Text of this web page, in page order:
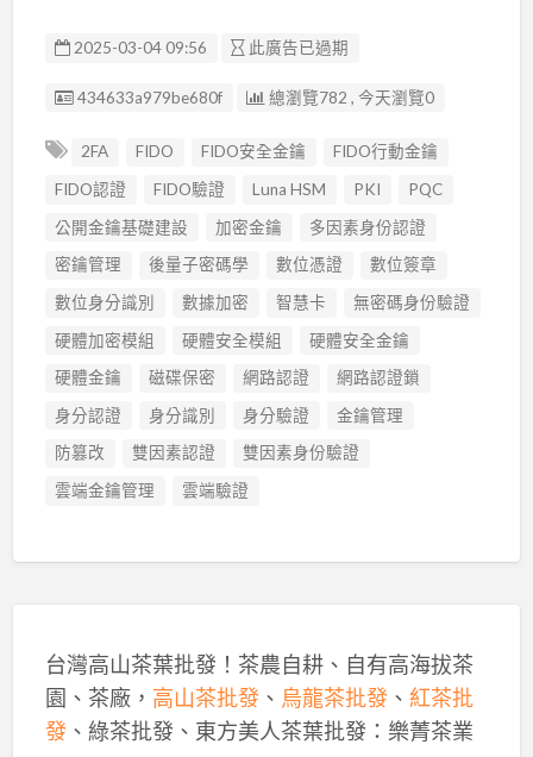
2025-03-04 09:56 此廣告已過期
廣告编號
434633a979be680f 總瀏覽782 , 今天瀏覽0
2FA FIDO FIDO安全金鑰
FIDO行動金鑰
FIDO認證
FIDO驗證 Luna HSM PKI
PQC
公開金鑰基礎建設
加密金鑰
多因素身份認證
密鑰管理
後量子密碼學 數位憑證
數位簽章
數位身分識別
數據加密 智慧卡
無密碼身份驗證
硬體加密模組
硬體安全模組
硬體安全金鑰
硬體金鑰
磁碟保密 網路認證
網路認證鎖
身分認證
身分識別 身分驗證
金鑰管理
防篡改
雙因素認證
雙因素身份驗證
雲端金鑰管理
雲端驗證
台灣高山茶葉批發！茶農自耕、自有高海拔茶
園、茶廠， 高山茶批發、 烏龍茶批發、 紅茶批
發、綠茶批發、東方美人茶葉批發：樂菁茶業